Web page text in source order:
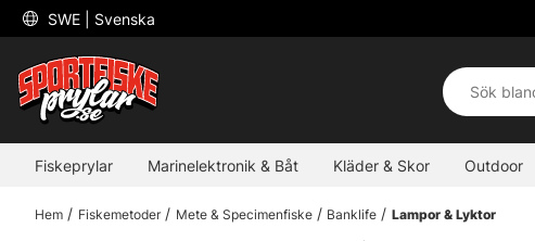
SWE | Svenska
Fiskeprylar Marinelektronik & Båt Kläder & Skor Outdoor
Hem Fiskemetoder Mete & Specimenfiske Banklife Lampor & Lyktor